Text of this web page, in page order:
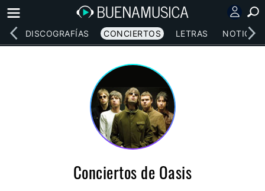
DISCOGRAFÍAS CONCIERTOS LETRAS NOTICIAS
Conciertos de Oasis